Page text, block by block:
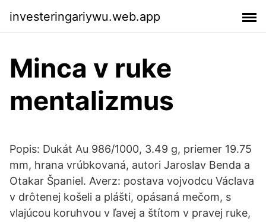
investeringariywu.web.app
Minca v ruke
mentalizmus
Popis: Dukát Au 986/1000, 3.49 g, priemer 19.75
mm, hrana vrúbkovaná, autori Jaroslav Benda a
Otakar Španiel. Averz: postava vojvodcu Václava
v drôtenej košeli a plášti, opásaná mečom, s
vlajúcou koruhvou v ľavej a štítom v pravej ruke,